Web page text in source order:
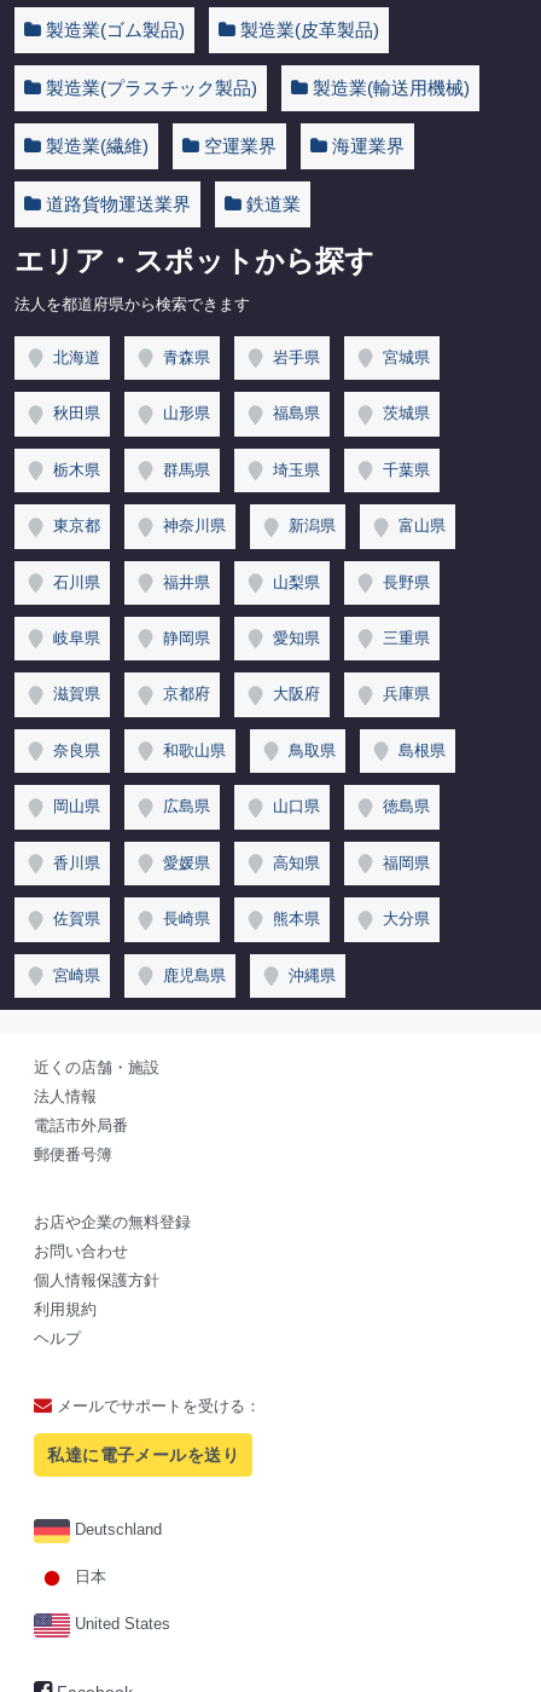
製造業(ゴム製品) 製造業(皮革製品)
製造業(プラスチック製品) 製造業(輸送用機械)
製造業(繊維) 空運業界 海運業界
道路貨物運送業界 鉄道業
エリア・スポットから探す
法人を都道府県から検索できます
北海道 青森県 岩手県 宮城県
秋田県 山形県 福島県 茨城県
栃木県 群馬県 埼玉県 千葉県
東京都 神奈川県 新潟県 富山県
石川県 福井県 山梨県 長野県
岐阜県 静岡県 愛知県 三重県
滋賀県 京都府 大阪府 兵庫県
奈良県 和歌山県 鳥取県 島根県
岡山県 広島県 山口県 徳島県
香川県 愛媛県 高知県 福岡県
佐賀県 長崎県 熊本県 大分県
宮崎県 鹿児島県 沖縄県
近くの店舗・施設
法人情報
電話市外局番
郵便番号簿
お店や企業の無料登録
お問い合わせ
個人情報保護方針
利用規約
ヘルプ
メールでサポートを受ける：
私達に電子メールを送り
Deutschland
日本
United States